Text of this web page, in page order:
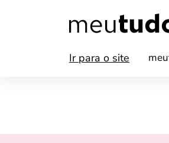
Ir para o site